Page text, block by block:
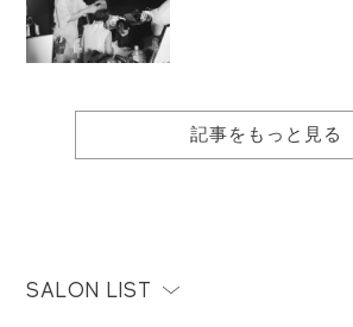
記事をもっと見る
SALON LIST